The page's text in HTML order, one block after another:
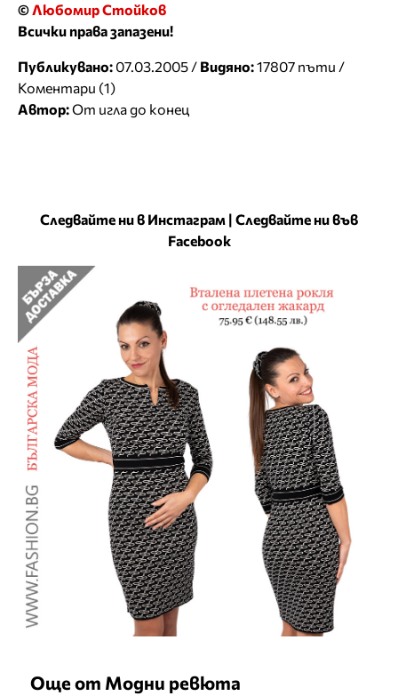
©Любомир Стойков
Всички права запазени!
Публикувано: 07.03.2005 / Видяно:17807 пъти /
Коментари (1)
Автор:От игла до конец
Следвайте ни в Инстаграм | Следвайте ни във
Facebook
Още от Модни ревюта